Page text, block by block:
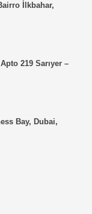
İlkbahar,
219 Sarıyer –
Bay, Dubai,